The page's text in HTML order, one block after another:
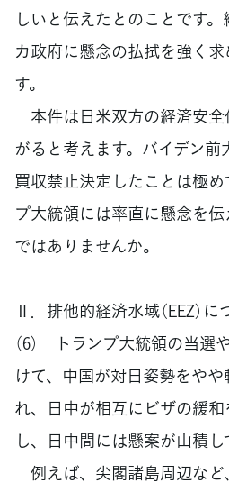
しいと伝えたとのことです
カ政府に懸念の払拭を強く
す。
本件は日米双方の経済安
がると考えます。バイデン
買収禁止決定したことは極
プ大統領には率直に懸念を
ではありませんか。
Ⅱ．排他的経済水域（EEZ）に
（6） トランプ大統領の当選
けて、中国が対日姿勢をや
れ、日中が相互にビザの緩
し、日中間には懸案が山積し
例えば、尖閣諸島周辺など